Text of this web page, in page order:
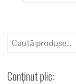
Caută
Conținut plic: